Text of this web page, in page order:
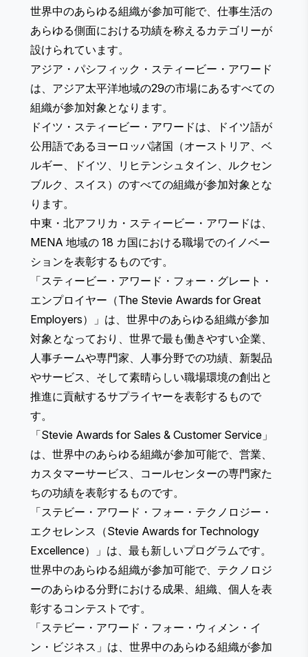
世界中のあらゆる組織が参加可能で、仕事生活の
あらゆる側面における功績を称えるカテゴリーが
設けられています。
アジア・パシフィック・スティービー・アワード
は、アジア太平洋地域の29の市場にあるすべての
組織が参加対象となります。
ドイツ・スティービー・アワードは、ドイツ語が
公用語であるヨーロッパ諸国（オーストリア、ベ
ルギー、ドイツ、リヒテンシュタイン、ルクセン
ブルク、スイス）のすべての組織が参加対象とな
ります。
中東・北アフリカ・スティービー・アワードは、
MENA 地域の 18 カ国における職場でのイノベー
ションを表彰するものです。
「スティービー・アワード・フォー・グレート・
エンプロイヤー（The Stevie Awards for Great
Employers）
」は、世界中のあらゆる組織が参加
対象となっており、世界で最も働きやすい企業、
人事チームや専門家、人事分野での功績、新製品
やサービス、そして素晴らしい職場環境の創出と
推進に貢献するサプライヤーを表彰するもので
す。
「Stevie Awards for Sales & Customer Service 」
は、世界中のあらゆる組織が参加可能で、営業、
カスタマーサービス、コールセンターの専門家た
ちの功績を表彰するものです。
「ステビー・アワード・フォー・テクノロジー・
エクセレンス（Stevie Awards for Technology
Excellence）
」は、最も新しいプログラムです。
世界中のあらゆる組織が参加可能で、テクノロジ
ーのあらゆる分野における成果、組織、個人を表
彰するコンテストです。
「ステビー・アワード・フォー・ウィメン・イ
ン・ビジネス 」は、世界中のあらゆる組織が参加